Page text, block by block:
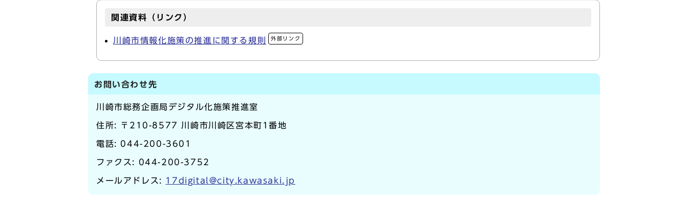
関連資料（リンク）
川崎市情報化施策の推進に関する規則 外部リンク
お問い合わせ先
川崎市総務企画局デジタル化施策推進室
住所: 〒210-8577 川崎市川崎区宮本町1番地
電話: 044-200-3601
ファクス: 044-200-3752
メールアドレス: 17digital@city.kawasaki.jp